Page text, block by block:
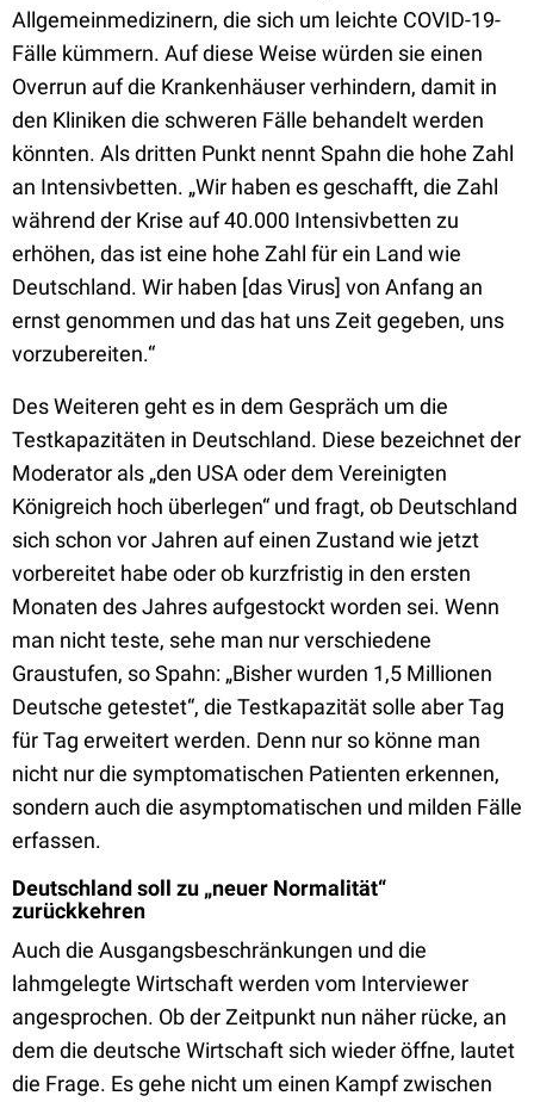
Allgemeinmedizinern, die sich um leichte COVID-19-
Fälle kümmern. Auf diese Weise würden sie einen
Overrun auf die Krankenhäuser verhindern, damit in
den Kliniken die schweren Fälle behandelt werden
könnten. Als dritten Punkt nennt Spahn die hohe Zahl
an Intensivbetten. „Wir haben es geschafft, die Zahl
während der Krise auf 40.000 Intensivbetten zu
erhöhen, das ist eine hohe Zahl für ein Land wie
Deutschland. Wir haben [das Virus] von Anfang an
ernst genommen und das hat uns Zeit gegeben, uns
vorzubereiten.“
Des Weiteren geht es in dem Gespräch um die
Testkapazitäten in Deutschland. Diese bezeichnet der
Moderator als „den USA oder dem Vereinigten
Königreich hoch überlegen“ und fragt, ob Deutschland
sich schon vor Jahren auf einen Zustand wie jetzt
vorbereitet habe oder ob kurzfristig in den ersten
Monaten des Jahres aufgestockt worden sei. Wenn
man nicht teste, sehe man nur verschiedene
Graustufen, so Spahn: „Bisher wurden 1,5 Millionen
Deutsche getestet“, die Testkapazität solle aber Tag
für Tag erweitert werden. Denn nur so könne man
nicht nur die symptomatischen Patienten erkennen,
sondern auch die asymptomatischen und milden Fälle
erfassen.
Deutschland soll zu „neuer Normalität“
zurückkehren
Auch die Ausgangsbeschränkungen und die
lahmgelegte Wirtschaft werden vom Interviewer
angesprochen. Ob der Zeitpunkt nun näher rücke, an
dem die deutsche Wirtschaft sich wieder öffne, lautet
die Frage. Es gehe nicht um einen Kampf zwischen